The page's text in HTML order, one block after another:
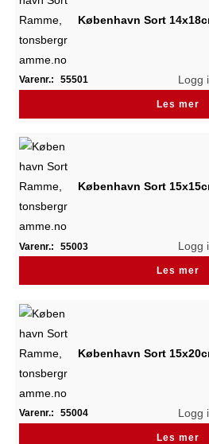
København Sort
Varenr.: 55501 Logg
Les mer
København Sort
Varenr.: 55003 Logg
Les mer
København Sort
Varenr.: 55004 Logg
Les mer